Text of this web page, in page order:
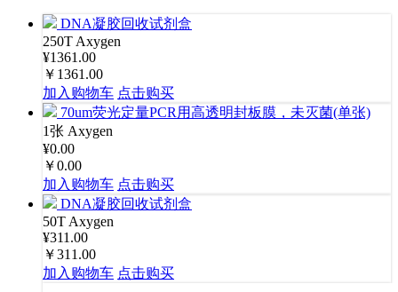
DNA凝胶回收试剂盒
250T Axygen
¥1361.00
￥1361.00
加入购物车 点击购买
70um荧光定量PCR用高透明封板膜，未灭菌(单张)
1张 Axygen
¥0.00
￥0.00
加入购物车 点击购买
DNA凝胶回收试剂盒
50T Axygen
¥311.00
￥311.00
加入购物车 点击购买